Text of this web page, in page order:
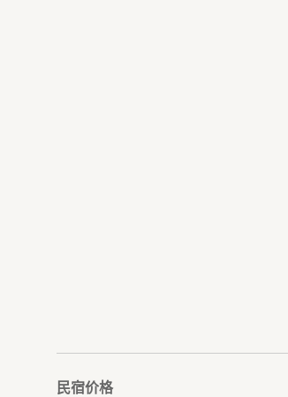
民宿价格